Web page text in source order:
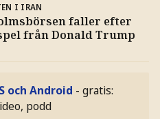
I IRAN
faller efter
från Donald Trump
och Android - gratis:
podd